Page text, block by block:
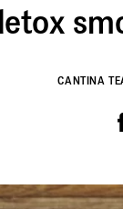
CANTINA